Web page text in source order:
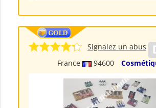
France 94600
Signalez un abus